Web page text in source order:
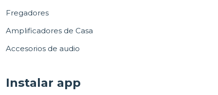
Fregadores
Amplificadores de Casa
Accesorios de audio
Instalar app